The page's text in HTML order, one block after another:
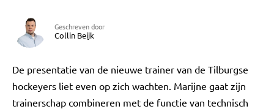
Geschreven door
Collin Beijk
De presentatie van de nieuwe trainer van de Tilburgse
hockeyers liet even op zich wachten. Marijne gaat zijn
trainerschap combineren met de functie van technisch